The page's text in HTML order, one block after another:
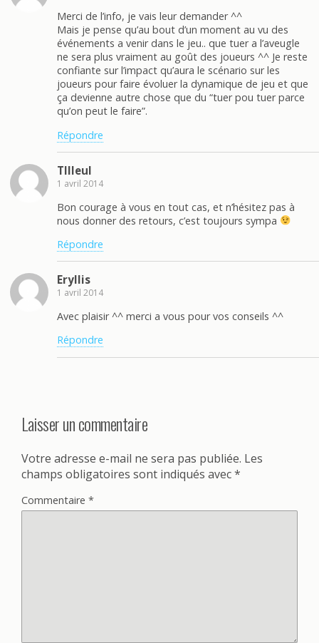
Merci de l’info, je vais leur demander ^^
Mais je pense qu’au bout d’un moment au vu des
événements a venir dans le jeu.. que tuer a l’aveugle
ne sera plus vraiment au goût des joueurs ^^ Je reste
confiante sur l’impact qu’aura le scénario sur les
joueurs pour faire évoluer la dynamique de jeu et que
ça devienne autre chose que du “tuer pou tuer parce
qu’on peut le faire”.
Répondre
TIlleul
1 avril 2014
Bon courage à vous en tout cas, et n’hésitez pas à
nous donner des retours, c’est toujours sympa
Répondre
Eryllis
1 avril 2014
Avec plaisir ^^ merci a vous pour vos conseils ^^
Répondre
Laisser un commentaire
Votre adresse e-mail ne sera pas publiée. Les
champs obligatoires sont indiqués avec*
Commentaire *